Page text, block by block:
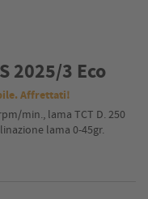
2025/3 Eco
Affrettati!
min., lama TCT D. 250
lama 0-45gr.